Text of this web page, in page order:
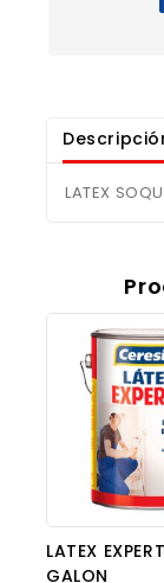
LATEX
LATEX
GALON